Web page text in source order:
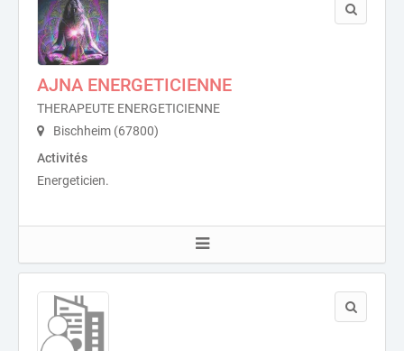
AJNA ENERGETICIENNE
THERAPEUTE ENERGETICIENNE
Bischheim (67800)
Activités
Energeticien.